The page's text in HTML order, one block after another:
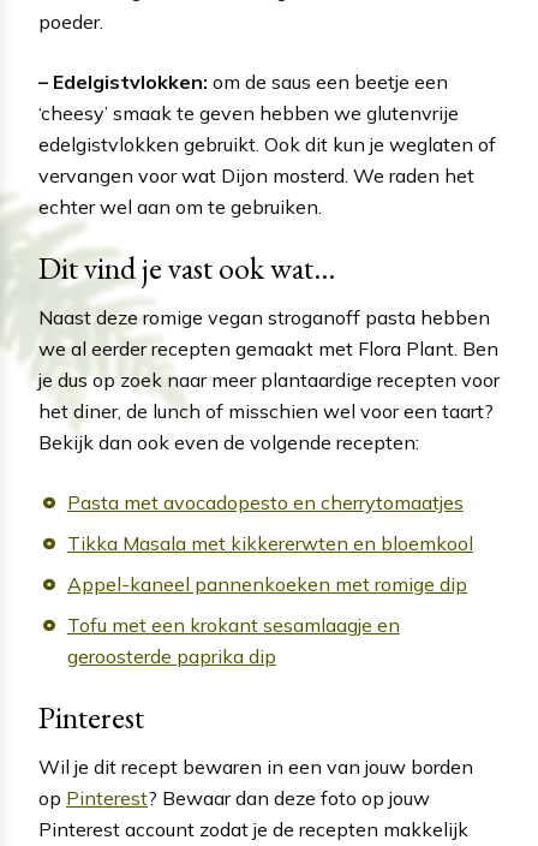
poeder.
– Edelgistvlokken: om de saus een beetje een
‘cheesy’ smaak te geven hebben we glutenvrije
edelgistvlokken gebruikt. Ook dit kun je weglaten of
vervangen voor wat Dijon mosterd. We raden het
echter wel aan om te gebruiken.
Dit vind je vast ook wat...
Naast deze romige vegan stroganoff pasta hebben
we al eerder recepten gemaakt met Flora Plant. Ben
je dus op zoek naar meer plantaardige recepten voor
het diner, de lunch of misschien wel voor een taart?
Bekijk dan ook even de volgende recepten:
Pasta met avocadopesto en cherrytomaatjes
Tikka Masala met kikkererwten en bloemkool
Appel-kaneel pannenkoeken met romige dip
Tofu met een krokant sesamlaagje en
geroosterde paprika dip
Pinterest
Wil je dit recept bewaren in een van jouw borden
op Pinterest? Bewaar dan deze foto op jouw
Pinterest account zodat je de recepten makkelijk